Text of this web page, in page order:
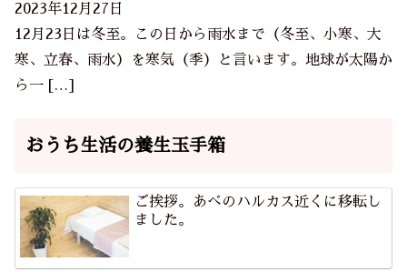
2023年12月27日
12月23日は冬至。この日から雨水まで（冬至、小寒、大
寒、立春、雨水）を寒気（季）と言います。地球が太陽か
ら一 […]
おうち生活の養生玉手箱
ご挨拶。あべのハルカス近くに移転し
ました。